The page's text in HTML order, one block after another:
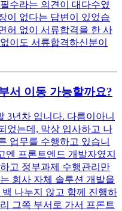
수라는 의견이 대다수였
이 없다는 답변이 있었습
허 없이 서류합격을 한 사
이도 서류합격하신분이
서 이동 가능할까요?
3년차 입니다. 다름이아니
었는데, 막상 입사하고 나
업무를 수행하고 있습니
엔 프론트엔드 개발자였지
고 정부과제 수행관리만
회사 자체 솔루션 개발을
나누지 않고 함께 진행하
그쪽 부서로 가서 프론트